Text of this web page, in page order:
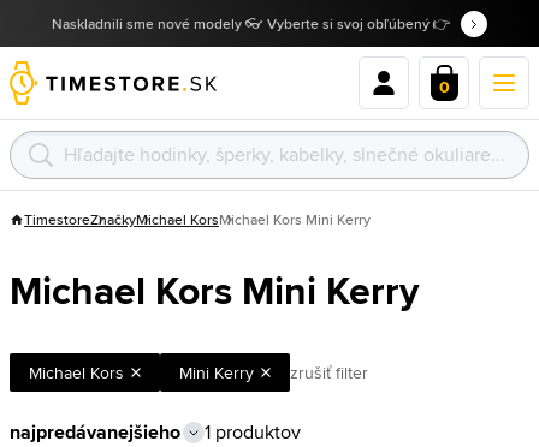
Naskladnili sme nové modely 👓 Vyberte si svoj obľúbený 👉
0
TimestoreZnačkyMichael KorsMichael Kors Mini Kerry
Michael Kors Mini Kerry
Michael Kors Mini Kerry zrušiť filter
1 produktov